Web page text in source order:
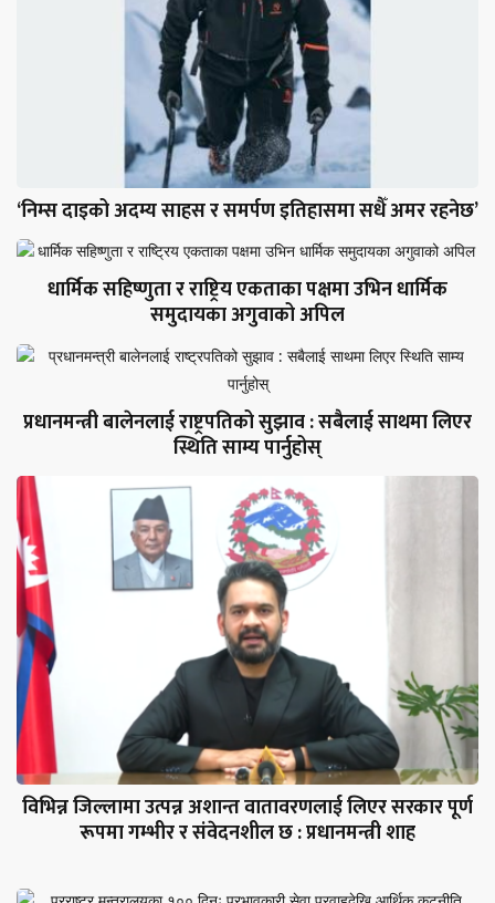
‘निम्स दाइको अदम्य साहस र समर्पण इतिहासमा सधैँ अमर रहनेछ’
धार्मिक सहिष्णुता र राष्ट्रिय एकताका पक्षमा उभिन धार्मिक
समुदायका अगुवाको अपिल
प्रधानमन्त्री बालेनलाई राष्ट्रपतिको सुझाव : सबैलाई साथमा लिएर
स्थिति साम्य पार्नुहोस्
विभिन्न जिल्लामा उत्पन्न अशान्त वातावरणलाई लिएर सरकार पूर्ण
रूपमा गम्भीर र संवेदनशील छ : प्रधानमन्त्री शाह